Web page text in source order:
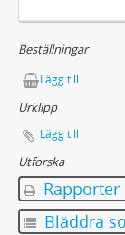
Beställningar
Lägg till
Urklipp
Lägg till
Utforska
Rapporter
Bläddra